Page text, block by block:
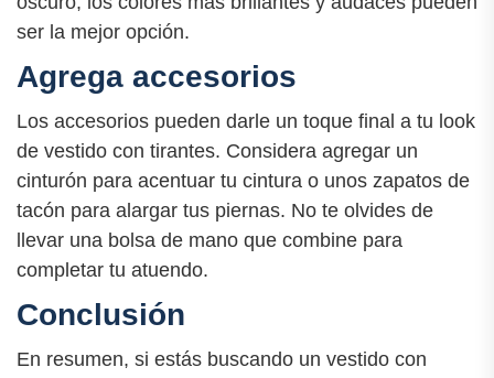
ser la mejor opción.
Agrega accesorios
Los accesorios pueden darle un toque final a tu look
de vestido con tirantes. Considera agregar un
cinturón para acentuar tu cintura o unos zapatos de
tacón para alargar tus piernas. No te olvides de
llevar una bolsa de mano que combine para
completar tu atuendo.
Conclusión
En resumen, si estás buscando un vestido con